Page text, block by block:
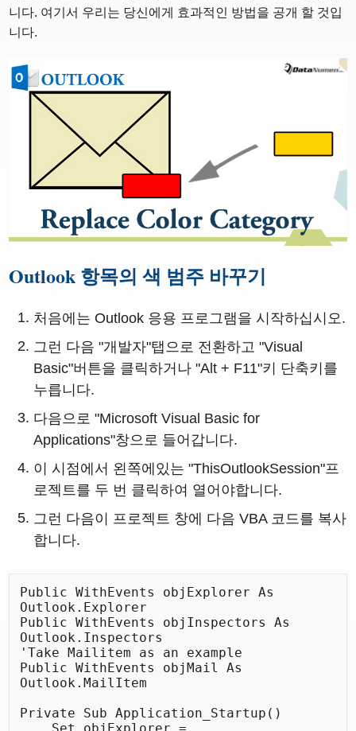
니다. 여기서 우리는 당신에게 효과적인 방법을 공개 할 것입
니다.
Outlook 항목의 색 범주 바꾸기
처음에는 Outlook 응용 프로그램을 시작하십시오.
그런 다음 "개발자"탭으로 전환하고 "Visual
Basic"버튼을 클릭하거나 "Alt + F11"키 단축키를
누릅니다.
다음으로 "Microsoft Visual Basic for
Applications"창으로 들어갑니다.
이 시점에서 왼쪽에있는 "ThisOutlookSession"프
로젝트를 두 번 클릭하여 열어야합니다.
그런 다음이 프로젝트 창에 다음 VBA 코드를 복사
합니다.
Public WithEvents objExplorer As
Outlook.Explorer
Public WithEvents objInspectors As
Outlook.Inspectors
'Take Mailitem as an example
Public WithEvents objMail As
Outlook.MailItem
Private Sub Application_Startup()